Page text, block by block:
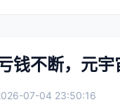
钱不断，元宇
07-04 23:50:16